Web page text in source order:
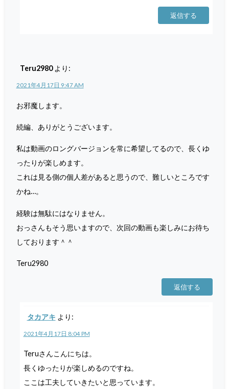
返信する
Teru2980 より:
2021年4月17日 9:47 AM
お邪魔します。
続編、ありがとうございます。
私は動画のロングバージョンを常に希望してるので、長くゆ
ったりが楽しめます。
これは見る側の個人差があると思うので、難しいところです
かね…。
経験は無駄にはなりません。
おっさんもそう思いますので、次回の動画も楽しみにお待ち
しております＾＾
Teru2980
返信する
タカアキ より:
2021年4月17日 8:04 PM
Teruさんこんにちは。
長くゆったりが楽しめるのですね。
ここは工夫していきたいと思っています。